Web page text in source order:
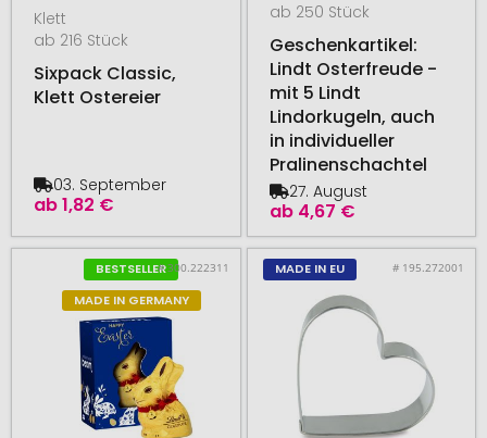
Klett
ab 216 Stück
Sixpack Classic,
Klett Ostereier
ab1,82 €
03. September
ab 250 Stück
Geschenkartikel:
Lindt Osterfreude -
mit 5 Lindt
Lindorkugeln, auch
in individueller
Pralinenschachtel
ab 4,67 €
27. August
BESTSELLER
MADE IN GERMANY
# 300.222311 MADE IN EU # 195.272001